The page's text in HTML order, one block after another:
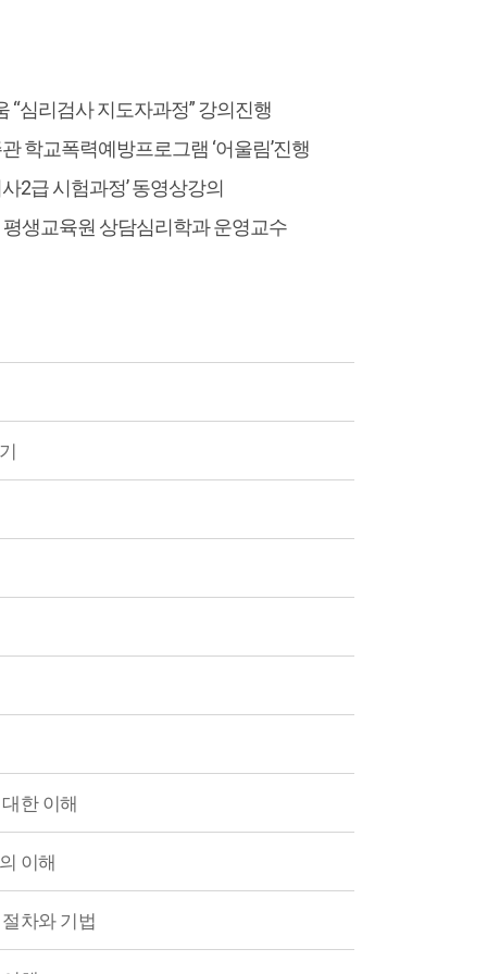
“심리검사 지도자과정” 강의진행
학교폭력예방프로그램 ‘어울림’진행
2급 시험과정’ 동영상강의
평생교육원 상담심리학과 운영교수
한 이해
이해
차와 기법